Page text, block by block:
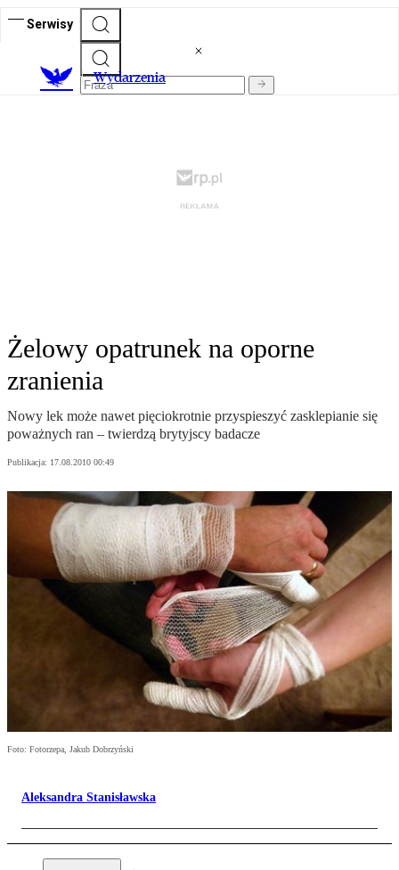
Serwisy
Wydarzenia
Żelowy opatrunek na oporne
zranienia
Nowy lek może nawet pięciokrotnie przyspieszyć zasklepianie się
poważnych ran – twierdzą brytyjscy badacze
Publikacja: 17.08.2010 00:49
Foto: Fotorzepa, Jakub Dobrzyński
Aleksandra Stanisławska